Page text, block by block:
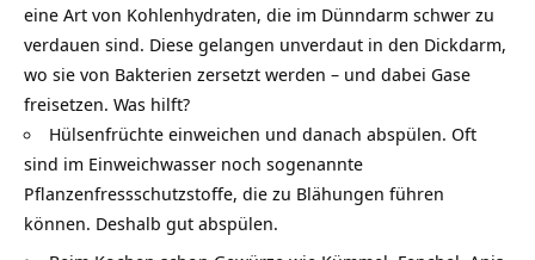
eine Art von Kohlenhydraten, die im Dünndarm schwer zu
verdauen sind. Diese gelangen unverdaut in den Dickdarm,
wo sie von Bakterien zersetzt werden – und dabei Gase
freisetzen. Was hilft?
Hülsenfrüchte einweichen und danach abspülen. Oft
sind im Einweichwasser noch sogenannte
Pflanzenfressschutzstoffe, die zu Blähungen führen
können. Deshalb gut abspülen.